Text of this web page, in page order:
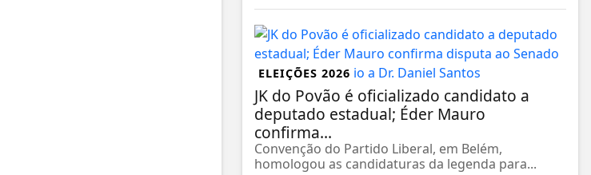
ELEIÇÕES 2026
JK do Povão é oficializado candidato a
deputado estadual; Éder Mauro
confirma...
Convenção do Partido Liberal, em Belém,
homologou as candidaturas da legenda para...